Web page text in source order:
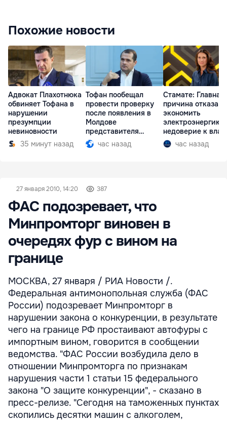
Похожие новости
Адвокат Плахотнюка
обвиняет Тофана в
нарушении
презумпции
невиновности
35 минут назад
Тофан пообещал
провести проверку
после появления в
Молдове
представителя
Южной Осетии
час назад
Стамате: Главная
причина отказа
экономить
электроэнергию
недоверие к
час назад
27 января 2010, 14:20 387
ФАС подозревает, что
Минпромторг виновен в
очередях фур с вином на
границе
МОСКВА, 27 января / РИА Новости /.
Федеральная антимонопольная служба (ФАС
России) подозревает Минпромторг в
нарушении закона о конкуренции, в результате
чего на границе РФ простаивают автофуры с
импортным вином, говорится в сообщении
ведомства. "ФАС России возбудила дело в
отношении Минпромторга по признакам
нарушения части 1 статьи 15 федерального
закона "О защите конкуренции", - сказано в
пресс-релизе. "Сегодня на таможенных пунктах
скопились десятки машин с алкоголем,